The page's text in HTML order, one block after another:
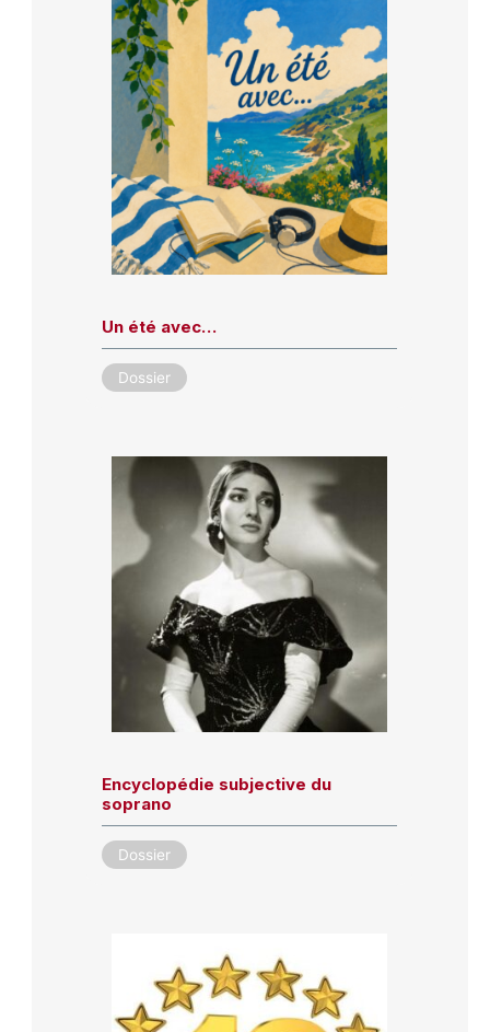
Un été avec…
Dossier
Encyclopédie subjective du
soprano
Dossier